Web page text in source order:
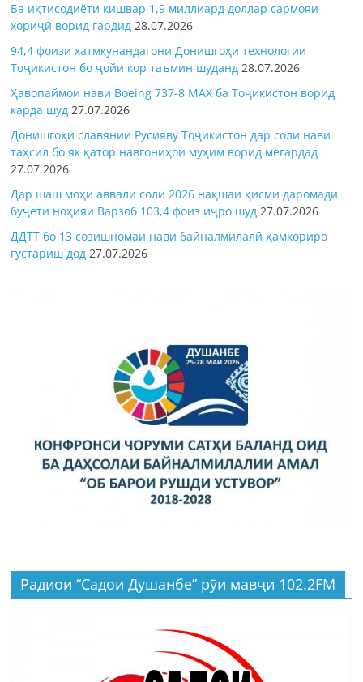
Ба иқтисодиёти кишвар 1,9 миллиард доллар сармояи
хориҷӣ ворид гардид 28.07.2026
94,4 фоизи хатмкунандагони Донишгоҳи технологии
Тоҷикистон бо ҷойи кор таъмин шуданд 28.07.2026
Ҳавопаймои нави Boeing 737-8 MAX ба Тоҷикистон ворид
карда шуд 27.07.2026
Донишгоҳи славянии Русияву Тоҷикистон дар соли нави
таҳсил бо як қатор навгониҳои муҳим ворид мегардад
27.07.2026
Дар шаш моҳи аввали соли 2026 нақшаи қисми даромади
буҷети ноҳияи Варзоб 103,4 фоиз иҷро шуд 27.07.2026
ДДТТ бо 13 созишномаи нави байналмилалӣ ҳамкориро
густариш дод 27.07.2026
Радиои “Садои Душанбе” рӯи мавҷи 102.2FM